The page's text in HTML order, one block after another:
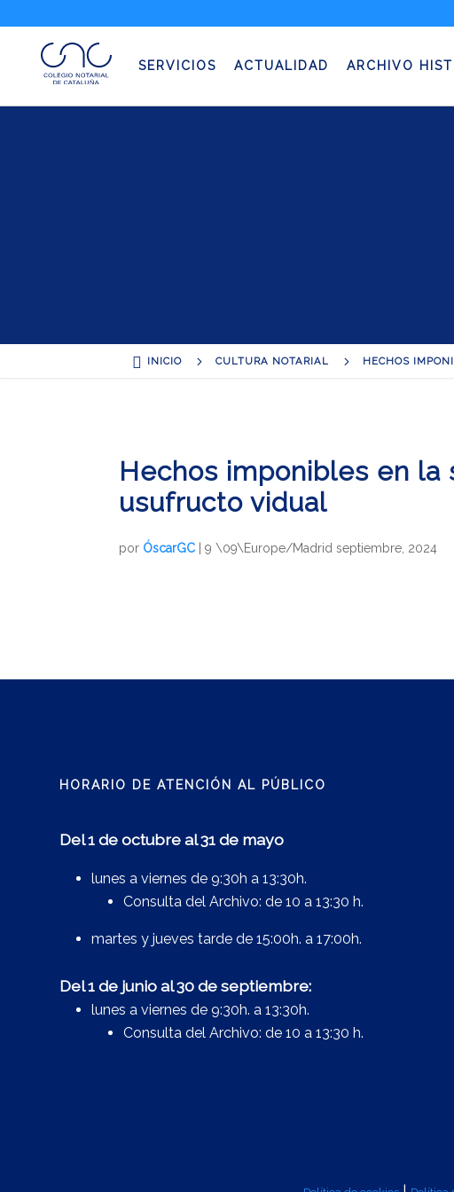
SERVICIOS ACTUALIDAD ARCHIVO
Hechos
 INICIO 5 CULTURA NOTARIAL 5
Hechos imponibles en la
usufructo vidual
por ÓscarGC |9 \09\Europe/Madrid septiembre, 2024
HORARIO DE ATENCIÓN AL PÚBLICO
Del 1 de octubre al 31 de mayo
lunes a viernes de 9:30h a 13:30h.
Consulta del Archivo: de 10 a 13:30 h.
martes y jueves tarde de 15:00h. a 17:00h.
Del 1 de junio al 30 de septiembre:
lunes a viernes de 9:30h. a 13:30h.
Consulta del Archivo: de 10 a 13:30 h.